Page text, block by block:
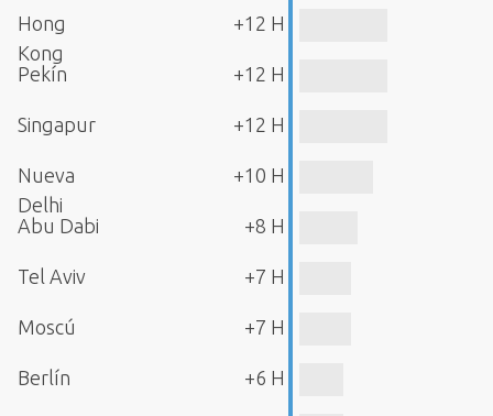
Hong
Kong
+12 H
Pekín +12 H
Singapur +12 H
Nueva
Delhi
+10 H
Abu Dabi +8 H
Tel Aviv +7 H
Moscú +7 H
Berlín +6 H